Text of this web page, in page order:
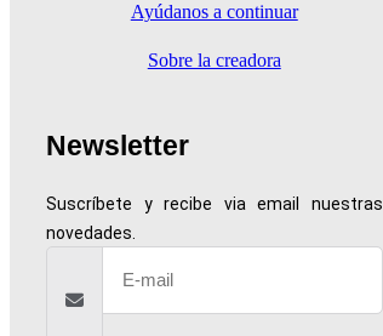
Ayúdanos a continuar
Sobre la creadora
Newsletter
Suscríbete y recibe via email nuestras
novedades.